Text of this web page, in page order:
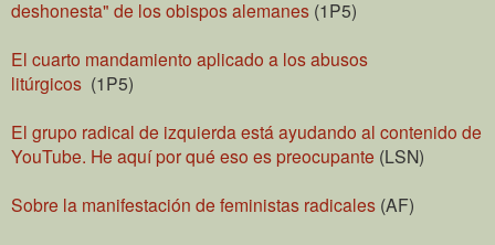
deshonesta" de los obispos alemanes (1P5)
El cuarto mandamiento aplicado a los abusos
litúrgicos (1P5)
El grupo radical de izquierda está ayudando al contenido de
YouTube. He aquí por qué eso es preocupante (LSN)
Sobre la manifestación de feministas radicales (AF)